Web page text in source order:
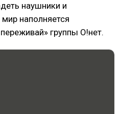
наушники и
наполняется
группы О!нет.